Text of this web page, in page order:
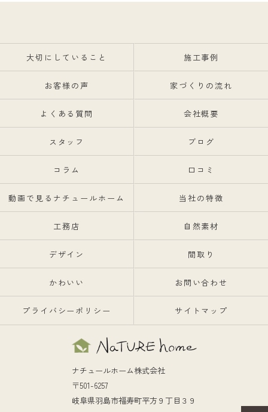
大切にしていること 施工事例
お客様の声 家づくりの流れ
よくある質問 会社概要
スタッフ ブログ
コラム 口コミ
動画で見るナチュールホーム 当社の特徴
工務店 自然素材
デザイン 間取り
かわいい お問い合わせ
プライバシーポリシー サイトマップ
ナチュールホーム株式会社
〒501-6257
岐阜県羽島市福寿町平方９丁目３９